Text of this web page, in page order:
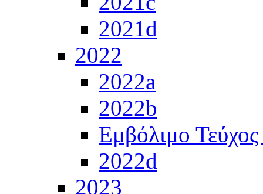
2021d
2022
2022a
2022b
Εμβόλιμο
2022d
2023